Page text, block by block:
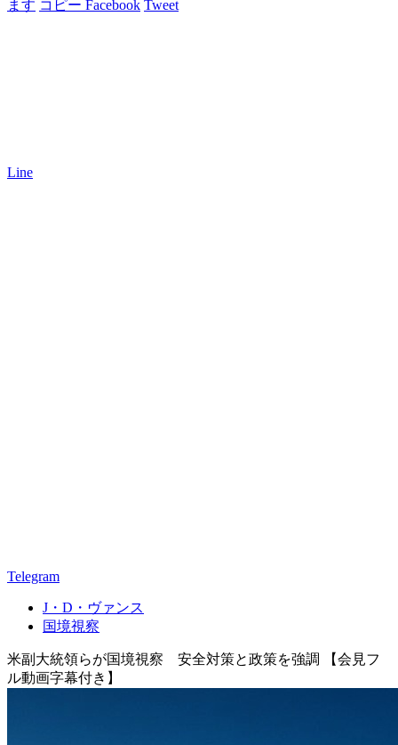
ます コピー Facebook Tweet
Line
Telegram
J・D・ヴァンス
国境視察
米副大統領らが国境視察 安全対策と政策を強調 【会見フ
ル動画字幕付き】